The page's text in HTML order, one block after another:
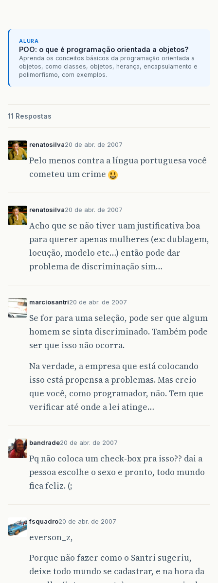
ALURA
POO: o que é programação orientada a objetos?
Aprenda os conceitos básicos da programação orientada a
objetos, como classes, objetos, herança, encapsulamento e
polimorfismo, com exemplos.
11 Respostas
renatosilva20 de abr. de 2007
Pelo menos contra a língua portuguesa você
cometeu um crime
renatosilva20 de abr. de 2007
Acho que se não tiver uam justificativa boa
para querer apenas mulheres (ex: dublagem,
locução, modelo etc…) então pode dar
problema de discriminação sim…
marciosantri20 de abr. de 2007
Se for para uma seleção, pode ser que algum
homem se sinta discriminado. Também pode
ser que isso não ocorra.
Na verdade, a empresa que está colocando
isso está propensa a problemas. Mas creio
que você, como programador, não. Tem que
verificar até onde a lei atinge…
bandrade20 de abr. de 2007
Pq não coloca um check-box pra isso?? dai a
pessoa escolhe o sexo e pronto, todo mundo
fica feliz. (;
fsquadro20 de abr. de 2007
everson_z,
Porque não fazer como o Santri sugeriu,
deixe todo mundo se cadastrar, e na hora da